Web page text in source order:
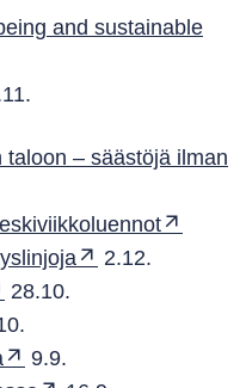
and sustainable
– säästöjä ilman
2.12.
28.10.
9.9.